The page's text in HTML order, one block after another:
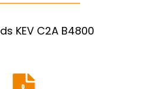
KEV C2A B4800